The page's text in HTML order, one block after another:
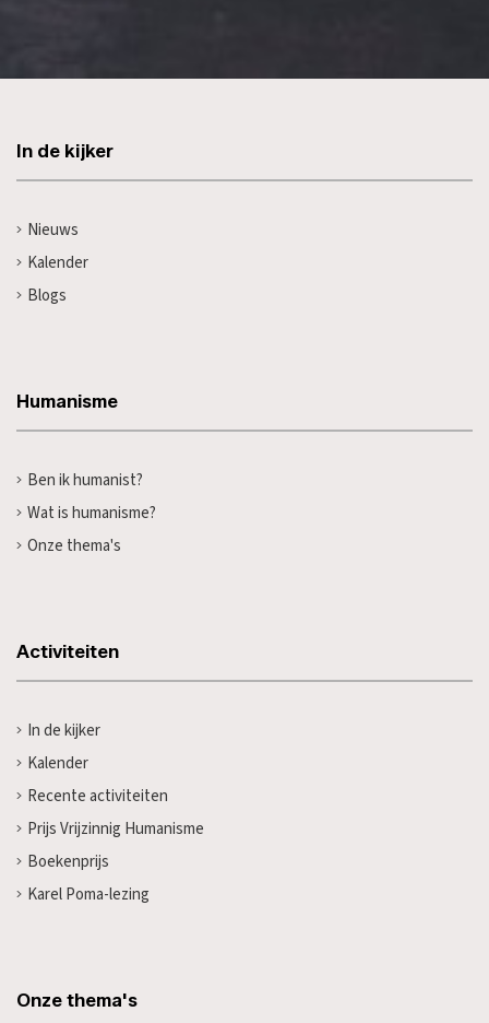
In de kijker
Nieuws
Kalender
Blogs
Humanisme
Ben ik humanist?
Wat is humanisme?
Onze thema's
Activiteiten
In de kijker
Kalender
Recente activiteiten
Prijs Vrijzinnig Humanisme
Boekenprijs
Karel Poma-lezing
Onze thema's